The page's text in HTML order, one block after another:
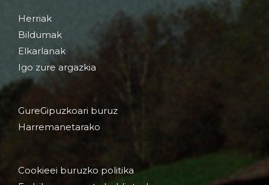
Herriak
Bildumak
Elkarlanak
Igo zure argazkia
GureGipuzkoari buruz
Harremanetarako
Cookieei buruzko politika